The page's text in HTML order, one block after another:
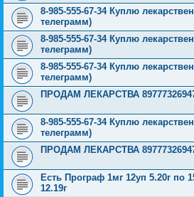
8-985-555-67-34 Куплю
телеграмм)
8-985-555-67-34 Куплю
телеграмм)
8-985-555-67-34 Куплю
телеграмм)
ПРОДАМ ЛЕКАРСТВА
8-985-555-67-34 Куплю
телеграмм)
ПРОДАМ ЛЕКАРСТВА
Есть Програф 1мг 12уп 5.20г по
12.19г